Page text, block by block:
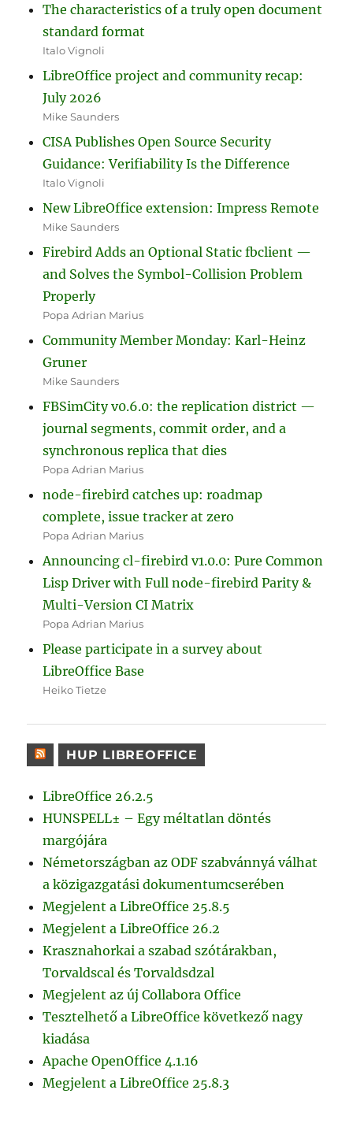
The characteristics of a truly open document
standard format
Italo Vignoli
LibreOffice project and community recap:
July 2026
Mike Saunders
CISA Publishes Open Source Security
Guidance: Verifiability Is the Difference
Italo Vignoli
New LibreOffice extension: Impress Remote
Mike Saunders
Firebird Adds an Optional Static fbclient —
and Solves the Symbol-Collision Problem
Properly
Popa Adrian Marius
Community Member Monday: Karl-Heinz
Gruner
Mike Saunders
FBSimCity v0.6.0: the replication district —
journal segments, commit order, and a
synchronous replica that dies
Popa Adrian Marius
node-firebird catches up: roadmap
complete, issue tracker at zero
Popa Adrian Marius
Announcing cl-firebird v1.0.0: Pure Common
Lisp Driver with Full node-firebird Parity &
Multi-Version CI Matrix
Popa Adrian Marius
Please participate in a survey about
LibreOffice Base
Heiko Tietze
HUP LIBREOFFICE
LibreOffice 26.2.5
HUNSPELL± – Egy méltatlan döntés
margójára
Németországban az ODF szabvánnyá válhat
a közigazgatási dokumentumcserében
Megjelent a LibreOffice 25.8.5
Megjelent a LibreOffice 26.2
Krasznahorkai a szabad szótárakban,
Torvaldscal és Torvaldsdzal
Megjelent az új Collabora Office
Tesztelhető a LibreOffice következő nagy
kiadása
Apache OpenOffice 4.1.16
Megjelent a LibreOffice 25.8.3